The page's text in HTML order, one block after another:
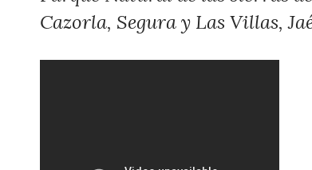
Cazorla, Segura y Las Villas,